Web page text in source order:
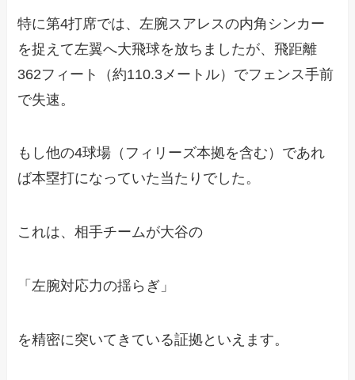
特に第4打席では、左腕スアレスの内角シンカー
を捉えて左翼へ大飛球を放ちましたが、飛距離
362フィート（約110.3メートル）でフェンス手前
で失速。
もし他の4球場（フィリーズ本拠を含む）であれ
ば本塁打になっていた当たりでした。
これは、相手チームが大谷の
「左腕対応力の揺らぎ」
を精密に突いてきている証拠といえます。